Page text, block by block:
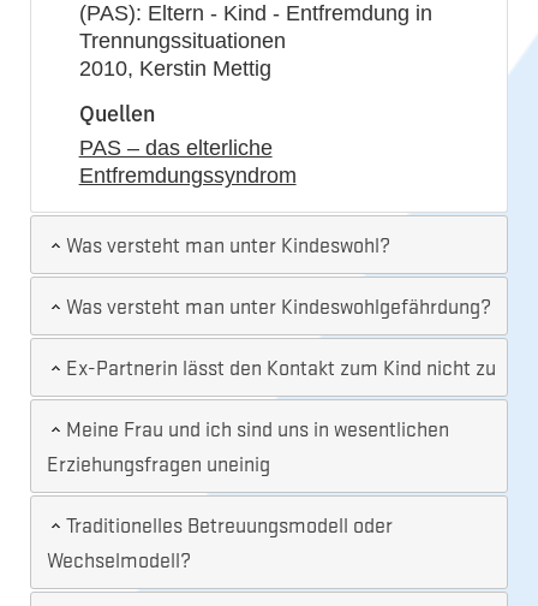
(PAS): Eltern - Kind - Entfremdung in
Trennungssituationen
2010, Kerstin Mettig
Quellen
PAS – das elterliche
Entfremdungssyndrom
Was versteht man unter Kindeswohl?
Was versteht man unter Kindeswohlgefährdung?
Ex-Partnerin lässt den Kontakt zum Kind nicht zu
Meine Frau und ich sind uns in wesentlichen
Erziehungsfragen uneinig
Traditionelles Betreuungsmodell oder
Wechselmodell?